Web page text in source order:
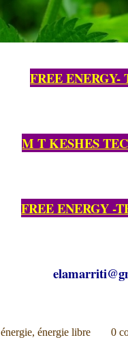
FREE ENERGY-
M T KESHES
FREE ENERGY -
énergie, énergie libre 0